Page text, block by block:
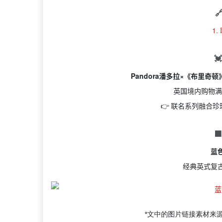
1.
Pandora潘多拉×《布里奇顿
英国境内购物
👉 联名系列融合珍
蓝
经典英式复
*文中的图片链接素材来